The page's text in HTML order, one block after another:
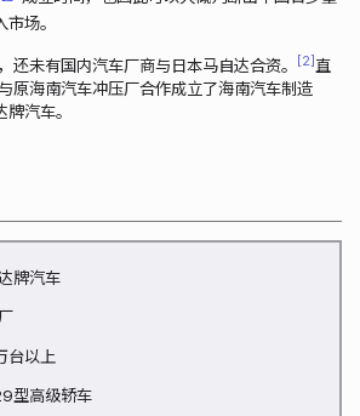
场。
还未有国内汽车厂商与日本马自达合资。 2 直
原海南汽车冲压厂合作成立了海南汽车制造
汽车。
牌汽车
台以上
型高级轿车